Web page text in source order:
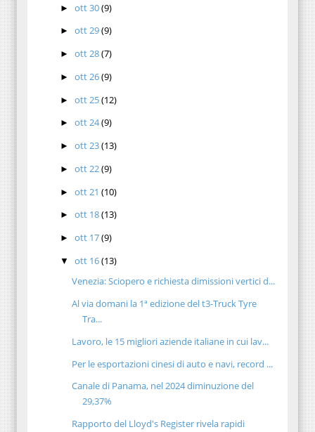
►ott 30(9)
►ott 29(9)
►ott 28(7)
►ott 26(9)
►ott 25(12)
►ott 24(9)
►ott 23(13)
►ott 22(9)
►ott 21(10)
►ott 18(13)
►ott 17(9)
▼ott 16(13)
Venezia: Sciopero e richiesta dimissioni vertici d...
Al via domani la 1ª edizione del t3-Truck Tyre
Tra...
Lavoro, le 15 migliori aziende italiane in cui lav...
Per le esportazioni cinesi di auto e navi, record ...
Canale di Panama, nel 2024 diminuzione del
29,37%
Rapporto del Lloyd's Register rivela rapidi